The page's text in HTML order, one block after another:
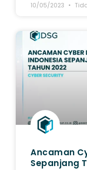
10/05/2023
Ancaman
Sepanjang